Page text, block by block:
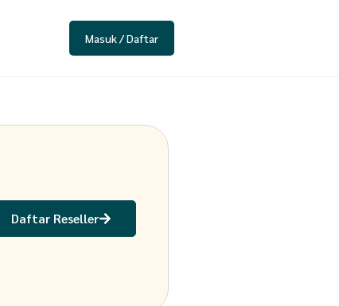
Masuk / Daftar
Daftar Reseller